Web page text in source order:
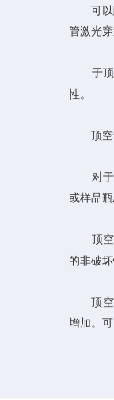
可以随
管激光
于顶空
性。
顶空
对于敏
或样品
顶空氧
的非破
顶空氧
增加。